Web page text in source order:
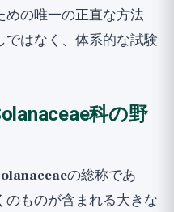
敏症への正直なアプ
めの唯一の正直な方法
はなく、体系的な試験
科の野
の総称であ
のものが含まれる大きな